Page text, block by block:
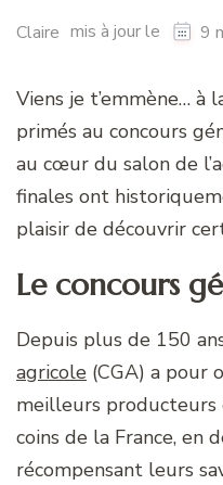
Claire mis à jour le 9
Viens je t’emmène… à
primés au concours
au cœur du salon de
finales ont
plaisir de découvrir
Le concours
Depuis plus de 150
agricole (CGA) a pour
meilleurs
coins de la France, en
récompensant leurs